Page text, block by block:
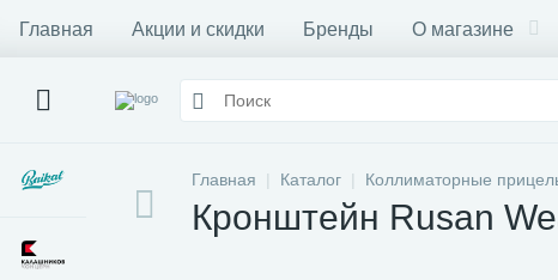
Главная Акции и скидки Бренды О магазине
Главная Каталог Коллиматорные
Кронштейн Rusan